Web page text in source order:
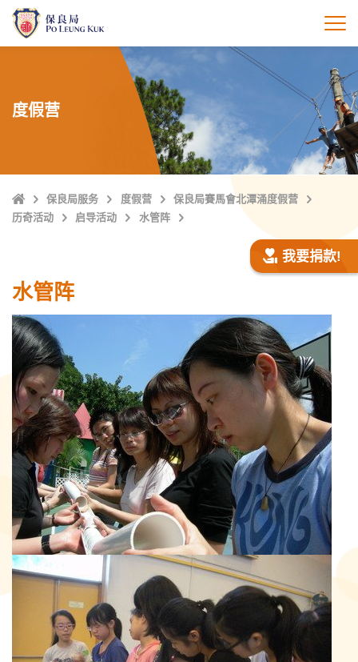
打
度假营
Home保良局服务 度假营
保良局賽馬會北潭涌度假营
历奇活动
启导活动 水管阵
我要捐款!
水管阵